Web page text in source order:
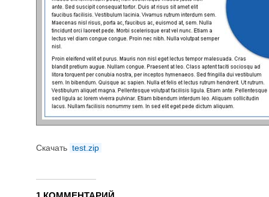
Скачать test.zip